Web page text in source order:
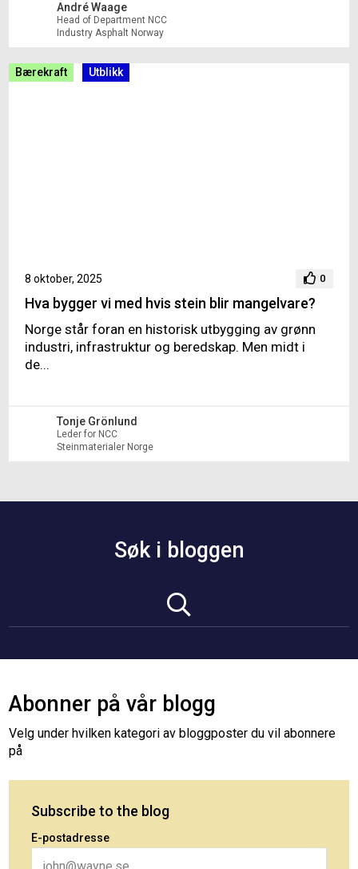
André Waage
Head of Department NCC
Industry Asphalt Norway
Bærekraft Utblikk
8 oktober, 2025 0
Hva bygger vi med hvis stein blir mangelvare?
Norge står foran en historisk utbygging av grønn
industri, infrastruktur og beredskap. Men midt i
de...
Tonje Grönlund
Leder for NCC
Steinmaterialer Norge
Søk i bloggen
Abonner på vår blogg
Velg under hvilken kategori av bloggposter du vil abonnere
på
Subscribe to the blog
E-postadresse